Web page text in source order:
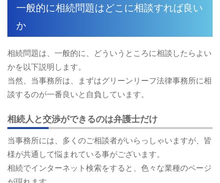
一般的に相続問題はどこに相談すれば良い
か
相続問題は、一般的に、どういうところに相談したらよい
かを以下説明します。
当然、当事務所は、まずはグリーンリーフ法律事務所に相
談するのが一番良いと自負しています。
相続人と交渉ができるのは弁護士だけ
当事務所には、多くのご相談者がいらっしゃいますが、皆
様が共通して悩まれている事がございます。
相続でインターネット検索をすると、色々な業種のページ